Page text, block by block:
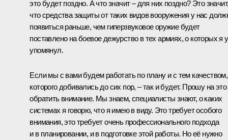
это будет поздно. А что значит – для них поздно? Это
что средства защиты от таких видов вооружения у нас
появиться раньше, чем гиперзвуковое оружие будет
поставлено на боевое дежурство в тех армиях, о которых я
упомянул.
Если мы с вами будем работать по плану и с тем качеством,
которого добивались до сих пор, – так и будет. Прошу на это
обратить внимание. Мы знаем, специалисты знают, о каких
системах я говорю, что я имею в виду. Это требует особого
внимания, это требует очень профессионального подхода
и в планировании, и в подготовке этой работы. Но её нужно